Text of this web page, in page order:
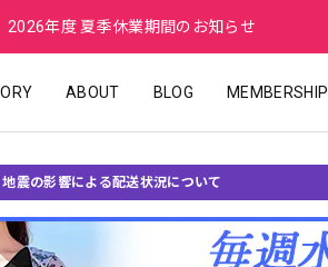
2026年度 夏季休業期間のお知らせ
ABOUT BLOG MEMBERSHIP
地震の影響による配送状況について